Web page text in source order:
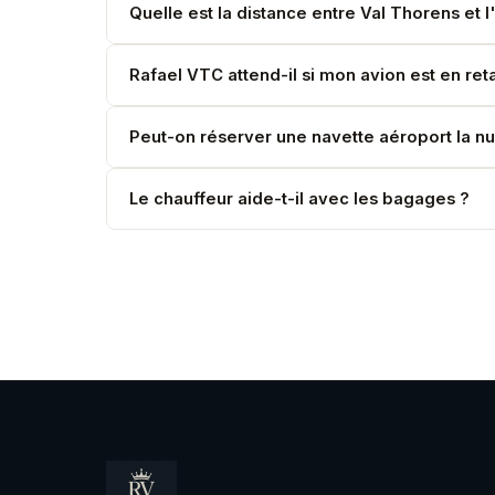
Quelle est la distance entre Val Thorens et
La distance entre Val Thorens et l'aéroport de
de sécurité pour garantir votre embarquement.
Rafael VTC attend-il si mon avion est en
Oui. Votre chauffeur suit votre vol en temps
tarif horaire.
Peut-on réserver une navette aéroport la
Oui, 24h/24. Une majoration nocturne de 20 %
Le chauffeur aide-t-il avec les bagages ?